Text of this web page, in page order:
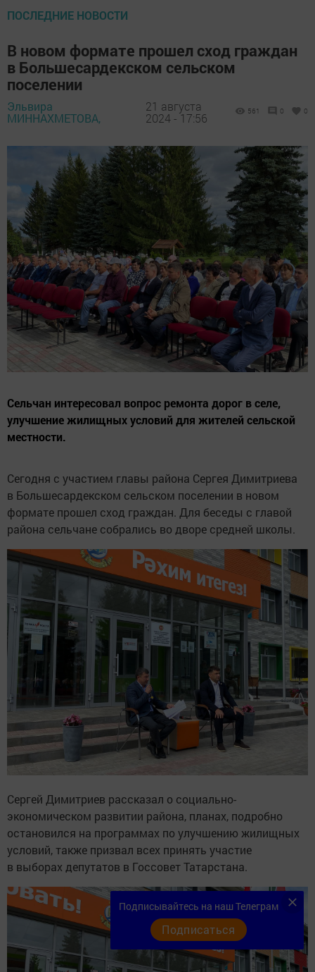
ПОСЛЕДНИЕ НОВОСТИ
В новом формате прошел сход граждан
в Большесардекском сельском
поселении
Эльвира
МИННАХМЕТОВА,
21 августа
2024 - 17:56
561 0 0
Сельчан интересовал вопрос ремонта дорог в селе,
улучшение жилищных условий для жителей сельской
местности.
Сегодня с участием главы района Сергея Димитриева
в Большесардекском сельском поселении в новом
формате прошел сход граждан. Для беседы с главой
района сельчане собрались во дворе средней школы.
Сергей Димитриев рассказал о социально-
экономическом развитии района, планах, подробно
остановился на программах по улучшению жилищных
условий, также призвал всех принять участие
в выборах депутатов в Госсовет Татарстана.
Подписывайтесь на наш Телеграм
Подписаться